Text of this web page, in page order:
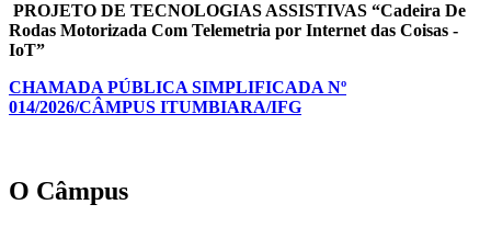
PROJETO DE TECNOLOGIAS ASSISTIVAS “Cadeira De
Rodas Motorizada Com Telemetria por Internet das Coisas -
IoT”
CHAMADA PÚBLICA SIMPLIFICADA Nº
014/2026/CÂMPUS ITUMBIARA/IFG
O Câmpus